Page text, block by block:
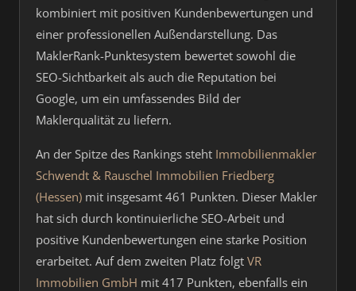
kombiniert mit positiven Kundenbewertungen und
einer professionellen Außendarstellung. Das
MaklerRank-Punktesystem bewertet sowohl die
SEO-Sichtbarkeit als auch die Reputation bei
Google, um ein umfassendes Bild der
Maklerqualität zu liefern.
An der Spitze des Rankings steht Immobilienmakler
Schwendt & Rauschel Immobilien Friedberg
(Hessen) mit insgesamt 461 Punkten. Dieser Makler
hat sich durch kontinuierliche SEO-Arbeit und
positive Kundenbewertungen eine starke Position
erarbeitet. Auf dem zweiten Platz folgt VR
Immobilien GmbH mit 417 Punkten, ebenfalls ein